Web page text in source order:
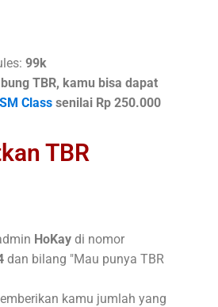
99k
TBR, kamu bisa dapat
Class senilai Rp 250.000
TBR
HoKay di nomor
dan bilang "Mau punya TBR
kamu jumlah yang